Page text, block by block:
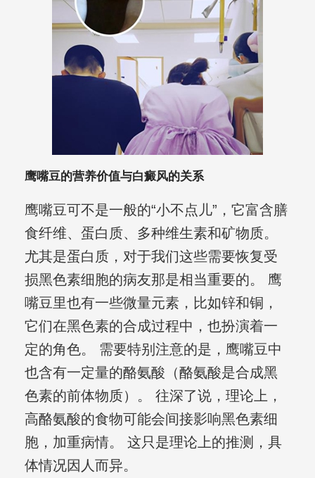
鹰嘴豆的营养价值与白癜风的关系
鹰嘴豆可不是一般的“小不点儿”，它富含膳
食纤维、蛋白质、多种维生素和矿物质。
尤其是蛋白质，对于我们这些需要恢复受
损黑色素细胞的病友那是相当重要的。 鹰
嘴豆里也有一些微量元素，比如锌和铜，
它们在黑色素的合成过程中，也扮演着一
定的角色。 需要特别注意的是，鹰嘴豆中
也含有一定量的酪氨酸（酪氨酸是合成黑
色素的前体物质）。 往深了说，理论上，
高酪氨酸的食物可能会间接影响黑色素细
胞，加重病情。 这只是理论上的推测，具
体情况因人而异。